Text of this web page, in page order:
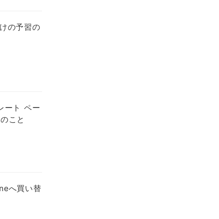
の予習の
ート ペー
こと
へ買い替